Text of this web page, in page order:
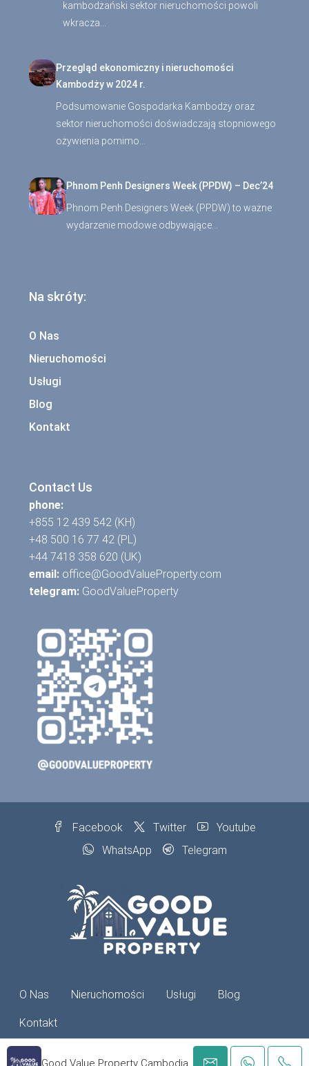
Good Value Property Cambodia
kambodżański sektor nieruchomości powoli
wkracza…
Przegląd ekonomiczny i nieruchomości
Kambodży w 2024 r.
Podsumowanie Gospodarka Kambodży oraz
sektor nieruchomości doświadczają stopniowego
ożywienia pomimo…
Phnom Penh Designers Week (PPDW) – Dec’24
Phnom Penh Designers Week (PPDW) to ważne
wydarzenie modowe odbywające…
Na skróty:
O Nas
Nieruchomości
Usługi
Blog
Kontakt
Contact Us
phone:
+855 12 439 542 (KH)
+48 500 16 77 42 (PL)
+44 7418 358 620 (UK)
email: office@GoodValueProperty.com
telegram: GoodValueProperty
Facebook Twitter
Youtube
WhatsApp
Telegram
O Nas Nieruchomości Usługi Blog
Kontakt
© 2024 Good Value Property - all rights reserved